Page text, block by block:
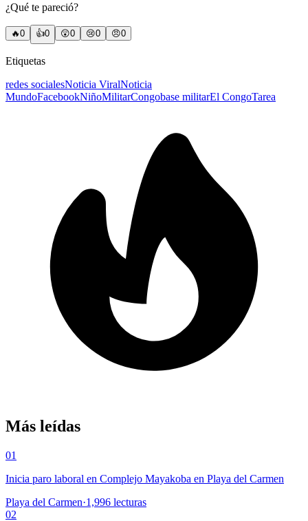
¿Qué te pareció?
🔥0 👍0 😲0 😢0 😠0
Etiquetas
redes socialesNoticia ViralNoticia
MundoFacebookNiñoMilitarCongobase militarEl CongoTarea
Más leídas
01
Inicia paro laboral en Complejo Mayakoba en Playa del Carmen
Playa del Carmen·1,996 lecturas
02